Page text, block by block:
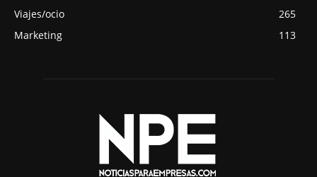
Viajes/ocio
265
Marketing
113